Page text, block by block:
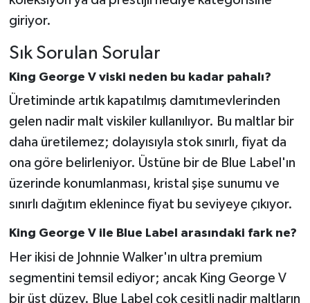
giriyor.
Sık Sorulan Sorular
King George V viski neden bu kadar pahalı?
Üretiminde artık kapatılmış damıtımevlerinden
gelen nadir malt viskiler kullanılıyor. Bu maltlar bir
daha üretilemez; dolayısıyla stok sınırlı, fiyat da
ona göre belirleniyor. Üstüne bir de Blue Label'ın
üzerinde konumlanması, kristal şişe sunumu ve
sınırlı dağıtım eklenince fiyat bu seviyeye çıkıyor.
King George V ile Blue Label arasındaki fark ne?
Her ikisi de Johnnie Walker'ın ultra premium
segmentini temsil ediyor; ancak King George V
bir üst düzey. Blue Label çok çeşitli nadir maltların